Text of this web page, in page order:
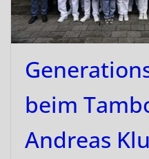
beim
Andreas